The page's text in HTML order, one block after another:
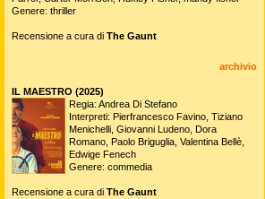
Genere: thriller
Recensione a cura di The Gaunt
archivio
IL MAESTRO (2025)
Regia: Andrea Di Stefano
Interpreti: Pierfrancesco Favino, Tiziano
Menichelli, Giovanni Ludeno, Dora
Romano, Paolo Briguglia, Valentina Bellè,
Edwige Fenech
Genere: commedia
Recensione a cura di The Gaunt